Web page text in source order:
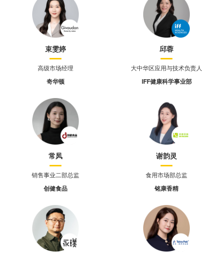
束雯婷
高级市场经理
奇华顿
邱蓉
大中华区应用与技术负责人
IFF健康科学事业部
常凤
销售事业二部总监
创健食品
谢韵灵
食用市场部总监
铭康香精